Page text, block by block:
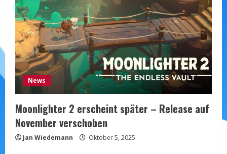
News
Moonlighter 2 erscheint später – Release auf
November verschoben
Jan Wiedemann Oktober 5, 2025